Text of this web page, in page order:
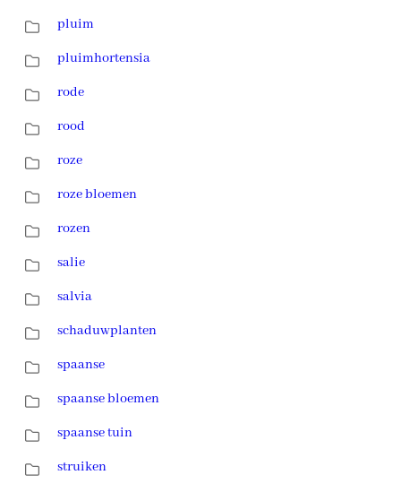
pluim
pluimhortensia
rode
rood
roze
roze bloemen
rozen
salie
salvia
schaduwplanten
spaanse
spaanse bloemen
spaanse tuin
struiken